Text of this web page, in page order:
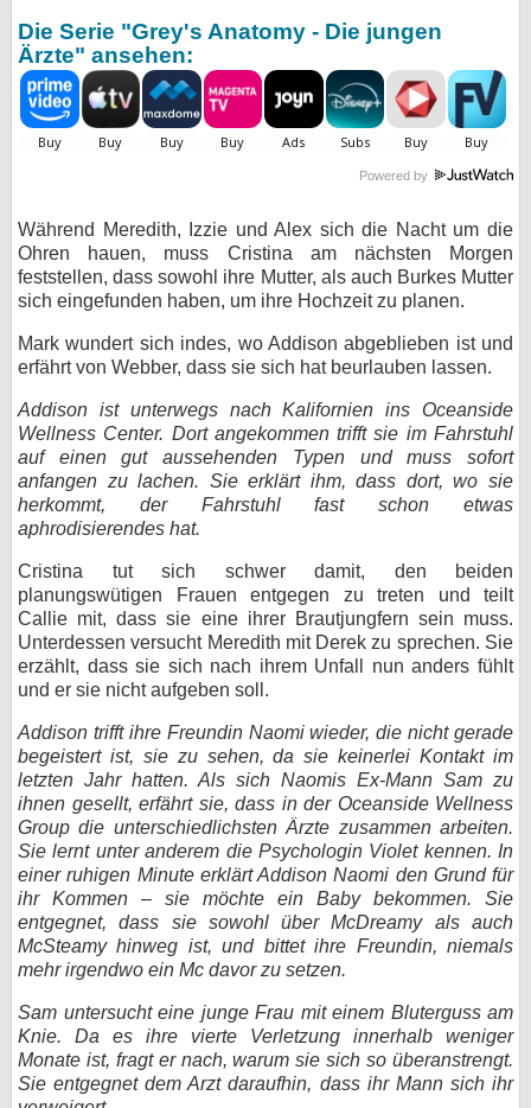
Die Serie "Grey's Anatomy - Die jungen
Ärzte" ansehen:
Powered by
Während Meredith, Izzie und Alex sich die Nacht um die
Ohren hauen, muss Cristina am nächsten Morgen
feststellen, dass sowohl ihre Mutter, als auch Burkes Mutter
sich eingefunden haben, um ihre Hochzeit zu planen.
Mark wundert sich indes, wo Addison abgeblieben ist und
erfährt von Webber, dass sie sich hat beurlauben lassen.
Addison ist unterwegs nach Kalifornien ins Oceanside
Wellness Center. Dort angekommen trifft sie im Fahrstuhl
auf einen gut aussehenden Typen und muss sofort
anfangen zu lachen. Sie erklärt ihm, dass dort, wo sie
herkommt, der Fahrstuhl fast schon etwas
aphrodisierendes hat.
Cristina tut sich schwer damit, den beiden
planungswütigen Frauen entgegen zu treten und teilt
Callie mit, dass sie eine ihrer Brautjungfern sein muss.
Unterdessen versucht Meredith mit Derek zu sprechen. Sie
erzählt, dass sie sich nach ihrem Unfall nun anders fühlt
und er sie nicht aufgeben soll.
Addison trifft ihre Freundin Naomi wieder, die nicht gerade
begeistert ist, sie zu sehen, da sie keinerlei Kontakt im
letzten Jahr hatten. Als sich Naomis Ex-Mann Sam zu
ihnen gesellt, erfährt sie, dass in der Oceanside Wellness
Group die unterschiedlichsten Ärzte zusammen arbeiten.
Sie lernt unter anderem die Psychologin Violet kennen. In
einer ruhigen Minute erklärt Addison Naomi den Grund für
ihr Kommen – sie möchte ein Baby bekommen. Sie
entgegnet, dass sie sowohl über McDreamy als auch
McSteamy hinweg ist, und bittet ihre Freundin, niemals
mehr irgendwo ein Mc davor zu setzen.
Sam untersucht eine junge Frau mit einem Bluterguss am
Knie. Da es ihre vierte Verletzung innerhalb weniger
Monate ist, fragt er nach, warum sie sich so überanstrengt.
Sie entgegnet dem Arzt daraufhin, dass ihr Mann sich ihr
bei Facebook
Kontakt
Nutzungsbedingungen
Datenschutz
Cookie-Einstellungen
Desktop-Ansicht